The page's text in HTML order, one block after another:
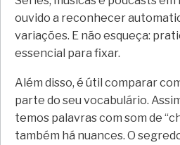
ouvido a reconhecer
variações. E não esqueça:
essencial para fixar.
Além disso, é útil comparar
parte do seu vocabulário.
temos palavras com som de
também há nuances. O